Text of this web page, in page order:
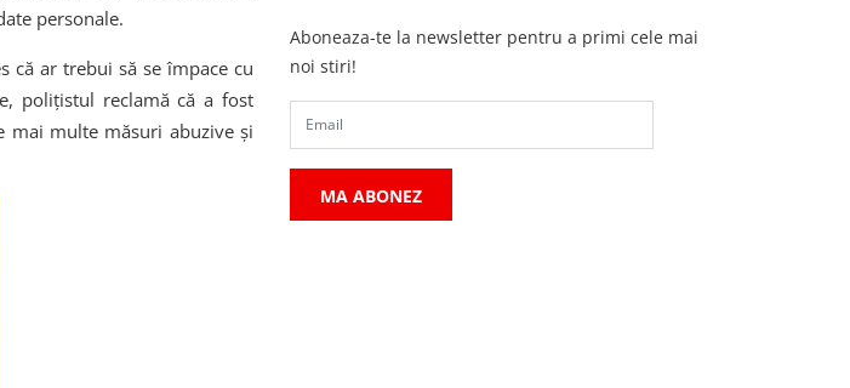
personale.
că ar trebui să se împace cu
poliţistul reclamă că a fost
multe măsuri abuzive şi
Aboneaza-te la newsletter pentru a primi cele mai
noi stiri!
MA ABONEZ